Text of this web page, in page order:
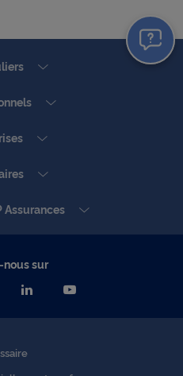
Assurances
sur